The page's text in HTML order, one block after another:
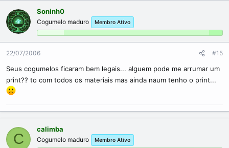
Soninh0
Cogumelo maduro Membro Ativo
22/07/2006 #15
Seus cogumelos ficaram bem legais... alguem pode me arrumar um
print?? to com todos os materiais mas ainda naum tenho o print...
C
calimba
Cogumelo maduro Membro Ativo